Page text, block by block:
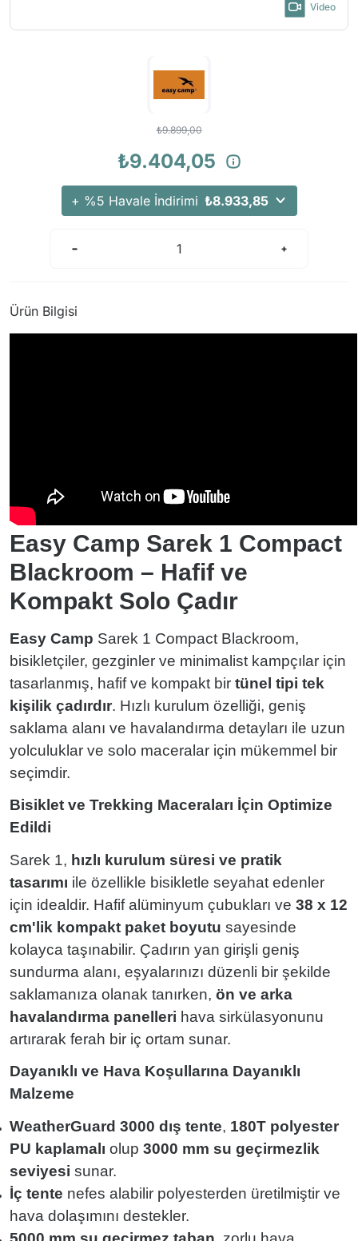
Video
₺9.899,00
₺9.404,05
+ %5 Havale İndirimi ₺8.933,85
Ürün Bilgisi
Easy Camp Sarek 1 Compact
Blackroom – Hafif ve
Kompakt Solo Çadır
Easy Camp Sarek 1 Compact Blackroom,
bisikletçiler, gezginler ve minimalist kampçılar için
tasarlanmış, hafif ve kompakt bir tünel tipi tek
kişilik çadırdır. Hızlı kurulum özelliği, geniş
saklama alanı ve havalandırma detayları ile uzun
yolculuklar ve solo maceralar için mükemmel bir
seçimdir.
Bisiklet ve Trekking Maceraları İçin Optimize
Edildi
Sarek 1, hızlı kurulum süresi ve pratik
tasarımı ile özellikle bisikletle seyahat edenler
için idealdir. Hafif alüminyum çubukları ve 38 x 12
cm'lik kompakt paket boyutu sayesinde
kolayca taşınabilir. Çadırın yan girişli geniş
sundurma alanı, eşyalarınızı düzenli bir şekilde
saklamanıza olanak tanırken, ön ve arka
havalandırma panelleri hava sirkülasyonunu
artırarak ferah bir iç ortam sunar.
Dayanıklı ve Hava Koşullarına Dayanıklı
Malzeme
WeatherGuard 3000 dış tente, 180T polyester
PU kaplamalı olup 3000 mm su geçirmezlik
seviyesi sunar.
İç tente nefes alabilir polyesterden üretilmiştir ve
hava dolaşımını destekler.